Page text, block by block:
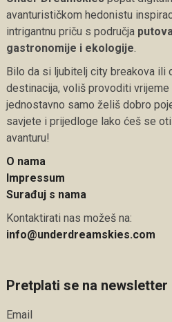
avanturističkom hedonistu
intrigantnu priču s područja
gastronomije i ekologije
Bilo da si ljubitelj city breakova ili
destinacija, voliš provoditi
jednostavno samo želiš dobro
savjete i prijedloge lako ćeš se
avanturu!
O nama
Impressum
Surađuj s nama
Kontaktirati nas možeš na:
info@underdreamskies.com
Pretplati se na newsletter
Email